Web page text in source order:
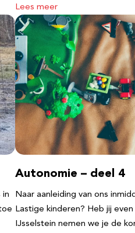
Lees meer
in
Autonomie – deel 4
Naar aanleiding van ons
Lastige kinderen? Heb jij
IJsselstein nemen we je de